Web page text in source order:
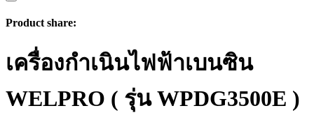
Product share:
เครื่องกำเนินไฟฟ้าเบนซิน
WELPRO ( รุ่น WPDG3500E )